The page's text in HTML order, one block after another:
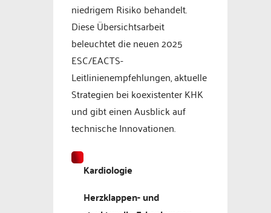
niedrigem Risiko behandelt.
Diese Übersichtsarbeit
beleuchtet die neuen 2025
ESC/EACTS-
Leitlinienempfehlungen, aktuelle
Strategien bei koexistenter KHK
und gibt einen Ausblick auf
technische Innovationen.
Kardiologie
Herzklappen- und